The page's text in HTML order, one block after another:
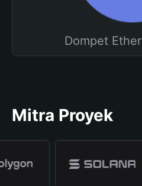
Dompet
Mitra Proyek